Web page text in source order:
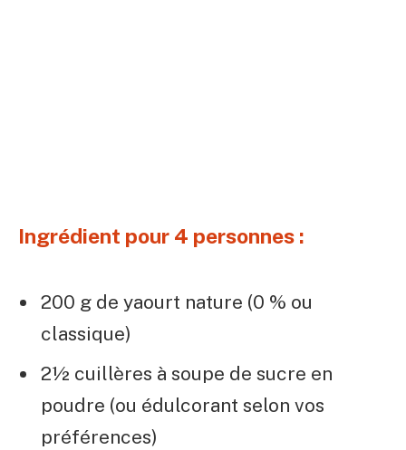
Ingrédient pour 4 personnes :
200 g de yaourt nature (0 % ou
classique)
2½ cuillères à soupe de sucre en
poudre (ou édulcorant selon vos
préférences)